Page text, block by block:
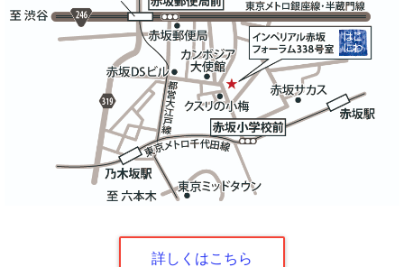
詳しくはこちら